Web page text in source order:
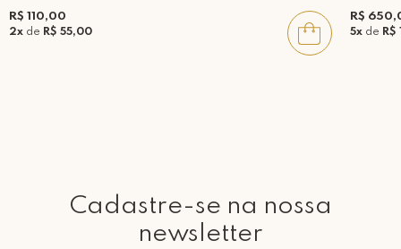
R$ 110,00
2x de R$ 55,00
R$
5xde R$
Cadastre-se na nossa
newsletter